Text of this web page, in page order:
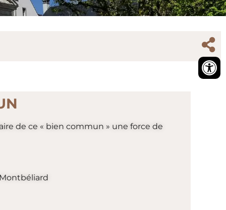
de ce « bien commun » une force de
Montbéliard